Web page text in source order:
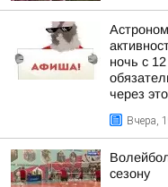
ночь с
через
Вчера,
сезону